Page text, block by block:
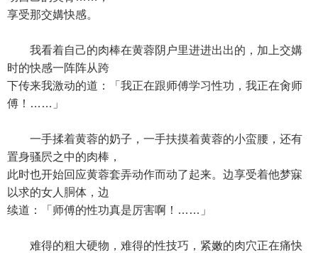
享受那交媾快感。
我看着自己的肉棒在黄蓉阴户里进进出出的，加上交媾
时的快感一阵阵从跨
下传来我激动的道：「我正在跟师傅学习性功，我正在肏师
傅！……」
一手揉着黄蓉的奶子，一手扶摸着黄蓉的小蛮腰，还有
置身骚屄之中的肉棒，
此时也开始回应黄蓉套弄动作而动了起来。边享受着他梦寐
以求的女人胴体，边
续道：「师傅的性功真是厉害啊！……」
难得的粗大硬物，难得的性技巧，紧嫩的肉穴正在痛快